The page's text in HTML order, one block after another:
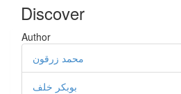
Discover
Author
محمد زرقون
بوبكر خلف